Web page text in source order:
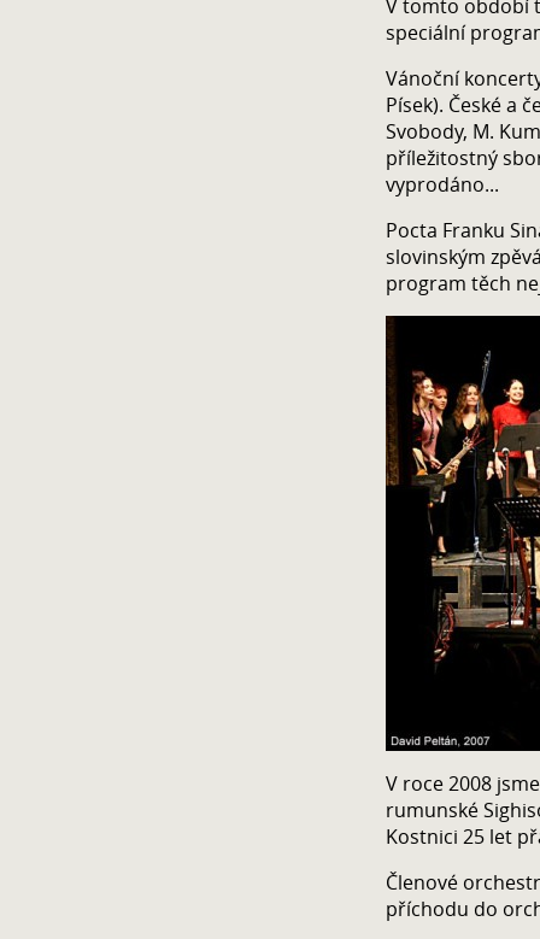
V tomto období
speciální
Vánoční
Písek). České a
Svobody, M.
příležitostný
vyprodáno...
Pocta Franku
slovinským
program těch
V roce 2008
rumunské
Kostnici 25 let
Členové
příchodu do